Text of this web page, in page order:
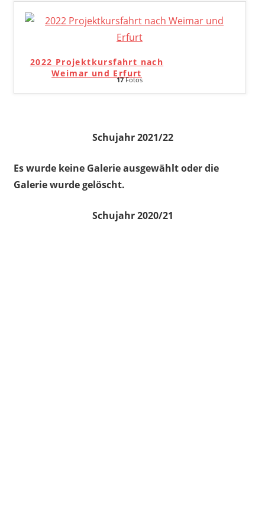
2022 Projektkursfahrt nach
Weimar und Erfurt
17Fotos
Schujahr 2021/22
Es wurde keine Galerie ausgewählt oder die
Galerie wurde gelöscht.
Schujahr 2020/21